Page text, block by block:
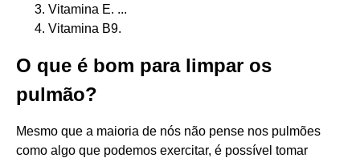
Vitamina E. ...
Vitamina B9.
O que é bom para limpar os
pulmão?
Mesmo que a maioria de nós não pense nos pulmões
como algo que podemos exercitar, é possível tomar